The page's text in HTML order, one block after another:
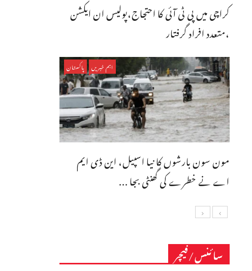
کراچی میں پی ٹی آئی کا احتجاج،پولیس ان ایکشن
،متعدد افراد گرفتار
اہم خبریں پاکستان
مون سون بارشوں کا نیا اسپیل، این ڈی ایم
اے نے خطرے کی گھنٹی بجا ...
سائنس/فیچر